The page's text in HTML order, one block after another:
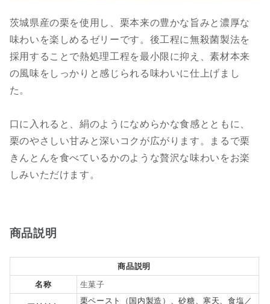
茨城県産の栗を使用し、栗本来の豊かな旨みと濃厚な
味わいを楽しめるゼリーです。後工程に無殺菌製法を
採用することで熱処理工程を最小限に抑え、素材本来
の風味をしっかりと感じられる味わいに仕上げまし
た。
口に入れると、絹のようになめらかな食感とともに、
栗のやさしい甘みと深いコクが広がります。まるで栗
きんとんを食べているかのような贅沢な味わいをお楽
しみいただけます。
商品説明
商品説明
名称
生菓子
栗ペースト（国内製造）、砂糖、寒天、食塩／